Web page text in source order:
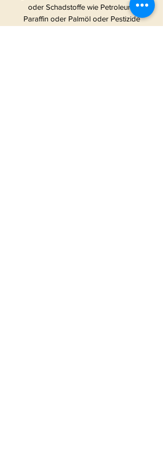
oder Schadstoffe wie Petroleum,
Paraffin oder Palmöl oder Pestizide